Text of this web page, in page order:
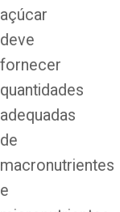
açúcar
deve
fornecer
quantidades
adequadas
de
macronutrientes
e